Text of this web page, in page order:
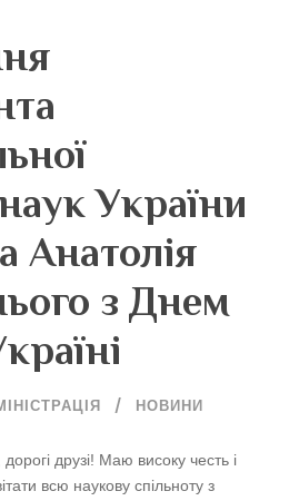
України
Анатолія
з Днем
НОВИНИ
друзі! Маю високу честь і
всю наукову спільноту з